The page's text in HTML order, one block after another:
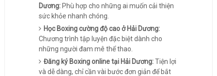
Dương:Phù hợp cho những ai muốn cải thiện
sức khỏe nhanh chóng.
Học Boxing cường độ cao ở Hải Dương:
Chương trình tập luyện đặc biệt dành cho
những người đam mê thể thao.
Đăng ký Boxing online tại Hải Dương:Tiện lợi
và dễ dàng, chỉ cần vài bước đơn giản để bắt